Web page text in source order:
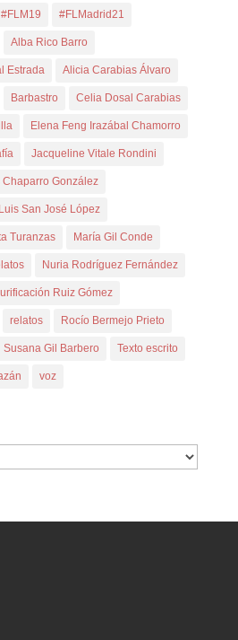
#FLM19 #FLMadrid21
Alba Rico Barro
Estrada Alicia Carabias Álvaro
Barbastro Celia Dosal Carabias
Elena Feng Irazábal Chamorro
Jacqueline Vitale Rondini
Chaparro González
Luis San José López
Turanzas María Gil Conde
Nuria Rodríguez Fernández
Ruiz Gómez
relatos Rocío Bermejo Prieto
Susana Gil Barbero Texto escrito
voz